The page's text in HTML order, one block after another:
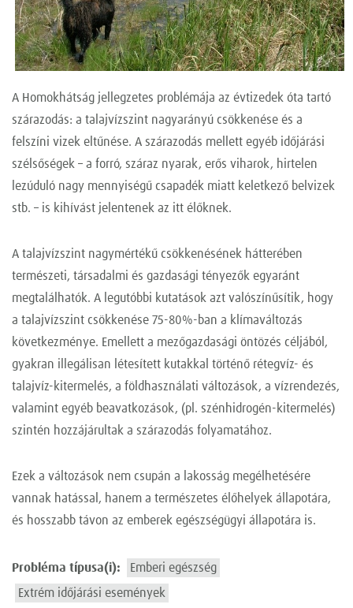
A Homokhátság jellegzetes problémája az évtizedek óta tartó
szárazodás: a talajvízszint nagyarányú csökkenése és a
felszíni vizek eltűnése. A szárazodás mellett egyéb időjárási
szélsőségek – a forró, száraz nyarak, erős viharok, hirtelen
lezúduló nagy mennyiségű csapadék miatt keletkező belvizek
stb. – is kihívást jelentenek az itt élőknek.
A talajvízszint nagymértékű csökkenésének hátterében
természeti, társadalmi és gazdasági tényezők egyaránt
megtalálhatók. A legutóbbi kutatások azt valószínűsítik, hogy
a talajvízszint csökkenése 75-80%-ban a klímaváltozás
következménye. Emellett a mezőgazdasági öntözés céljából,
gyakran illegálisan létesített kutakkal történő rétegvíz- és
talajvíz-kitermelés, a földhasználati változások, a vízrendezés,
valamint egyéb beavatkozások, (pl. szénhidrogén-kitermelés)
szintén hozzájárultak a szárazodás folyamatához.
Ezek a változások nem csupán a lakosság megélhetésére
vannak hatással, hanem a természetes élőhelyek állapotára,
és hosszabb távon az emberek egészségügyi állapotára is.
Probléma típusa(i):
Emberi egészség
Extrém időjárási események